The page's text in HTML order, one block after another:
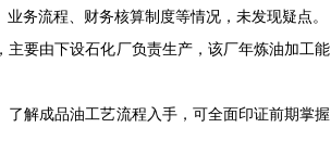
流程、财务核算制度等情况，未发现疑点。
要由下设石化厂负责生产，该厂年炼油加工能
解成品油工艺流程入手，可全面印证前期掌握